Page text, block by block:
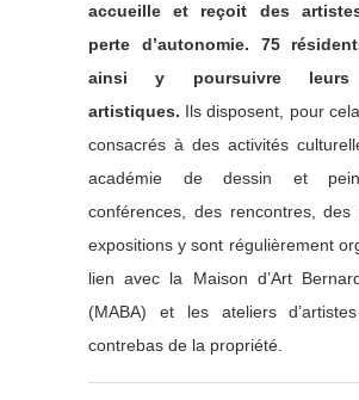
accueille et reçoit des
perte d’autonomie. 75
ainsi y poursuivre leurs
artistiques. Ils disposent, pour
consacrés à des activités
académie de dessin et
conférences, des rencontres, des
expositions y sont régulièrement
lien avec la Maison d’Art
(MABA) et les ateliers
contrebas de la propriété.